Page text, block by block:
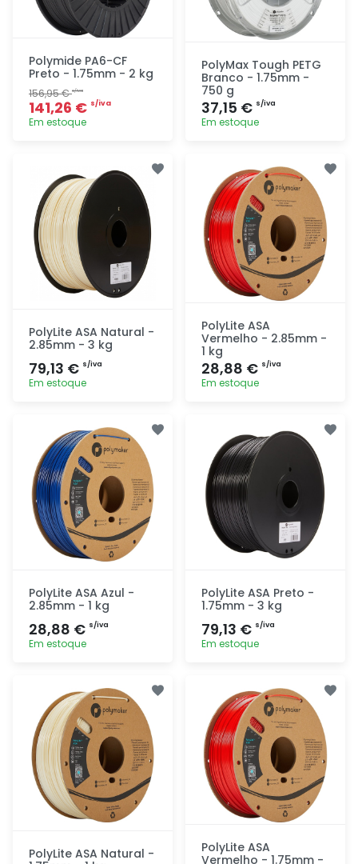
Polymide PA6-CF
Preto - 1.75mm - 2 kg
156,95 €s/iva
141,26 € s/iva
Em estoque
rapidamente
PolyMax Tough PETG
Branco - 1.75mm -
750 g
37,15 € s/iva
Em estoque
rapidamente
PolyLite ASA Natural -
2.85mm - 3 kg
79,13 € s/iva
Em estoque
rapidamente
PolyLite ASA
Vermelho - 2.85mm -
1 kg
28,88 € s/iva
Em estoque
rapidamente
PolyLite ASA Azul -
2.85mm - 1 kg
28,88 € s/iva
Em estoque
rapidamente
PolyLite ASA Preto -
1.75mm - 3 kg
79,13 € s/iva
Em estoque
rapidamente
PolyLite ASA Natural -
PolyLite ASA
Vermelho - 1.75mm -